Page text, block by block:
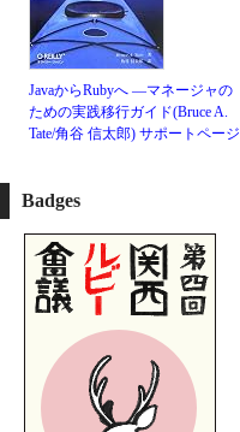
JavaからRubyへ ―マネージャの
ための実践移行ガイド(Bruce A.
Tate/角谷 信太郎) サポートページ
Badges